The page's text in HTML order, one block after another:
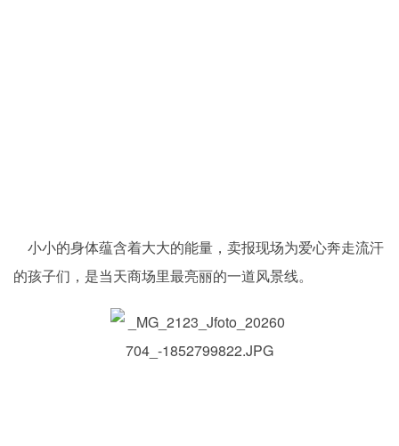
小小的身体蕴含着大大的能量，卖报现场为爱心奔走流汗
的孩子们，是当天商场里最亮丽的一道风景线。